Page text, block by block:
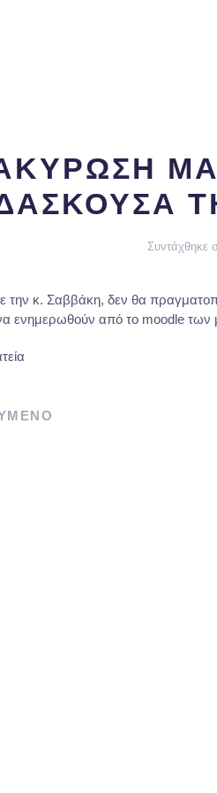
Συντάχθηκε
την κ. Σαββάκη, δεν θα
να ενημερωθούν από το moodle